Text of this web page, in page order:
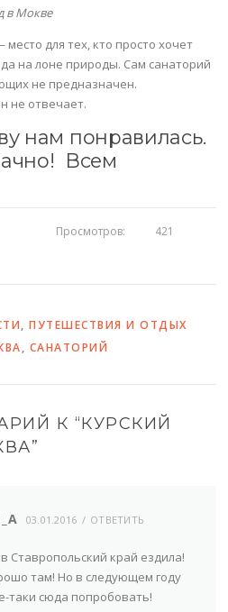
в Мокве
для тех, кто просто хочет
на лоне природы. Сам санаторий
не предназначен.
не отвечает.
нам понравилась.
Всем
Просмотров: 421
,ПУТЕШЕСТВИЯ И ОТДЫХ
, САНАТОРИЙ
К “КУРСКИЙ
”
03.01.2016 ОТВЕТИТЬ
Ставропольский край ездила!
там! Но в следующем году
таки сюда попробовать!